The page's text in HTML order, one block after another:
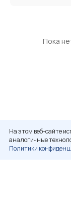
Пока
На этом веб-сайте
аналогичные
Политики